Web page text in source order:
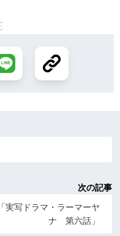
次の記事
実写ドラマ・ラーマーヤ
ナ 第六話」